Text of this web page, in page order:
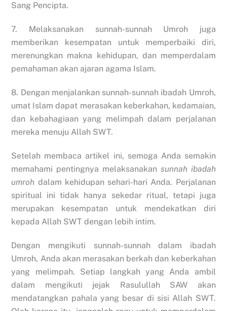
Sang Pencipta.
7. Melaksanakan sunnah-sunnah Umroh juga
memberikan kesempatan untuk memperbaiki diri,
merenungkan makna kehidupan, dan memperdalam
pemahaman akan ajaran agama Islam.
8. Dengan menjalankan sunnah-sunnah ibadah Umroh,
umat Islam dapat merasakan keberkahan, kedamaian,
dan kebahagiaan yang melimpah dalam perjalanan
mereka menuju Allah SWT.
Setelah membaca artikel ini, semoga Anda semakin
memahami pentingnya melaksanakan sunnah ibadah
umroh dalam kehidupan sehari-hari Anda. Perjalanan
spiritual ini tidak hanya sekedar ritual, tetapi juga
merupakan kesempatan untuk mendekatkan diri
kepada Allah SWT dengan lebih intim.
Dengan mengikuti sunnah-sunnah dalam ibadah
Umroh, Anda akan merasakan berkah dan keberkahan
yang melimpah. Setiap langkah yang Anda ambil
dalam mengikuti jejak Rasulullah SAW akan
mendatangkan pahala yang besar di sisi Allah SWT.